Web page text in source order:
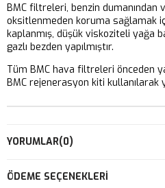
BMC filtreleri, benzin dumanından
oksitlenmeden koruma sağlamak
kaplanmış, düşük viskoziteli yağa
gazlı bezden yapılmıştır.
Tüm BMC hava filtreleri önceden
BMC rejenerasyon kiti kullanılarak
YORUMLAR(0)
ÖDEME SEÇENEKLERI